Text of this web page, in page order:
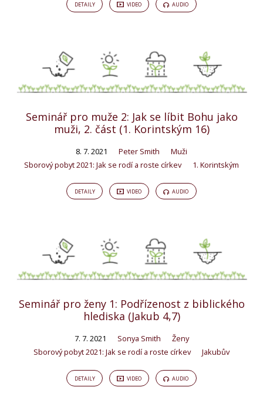
DETAILY VIDEO AUDIO
Seminář pro muže 2: Jak se líbit Bohu jako
muži, 2. část (1. Korintským 16)
8. 7. 2021 Peter Smith
Muži
Sborový pobyt 2021: Jak se rodí a roste církev
1. Korintským
DETAILY VIDEO AUDIO
Seminář pro ženy 1: Podřízenost z biblického
hlediska (Jakub 4,7)
7. 7. 2021 Sonya Smith
Ženy
Sborový pobyt 2021: Jak se rodí a roste církev
Jakubův
DETAILY VIDEO AUDIO